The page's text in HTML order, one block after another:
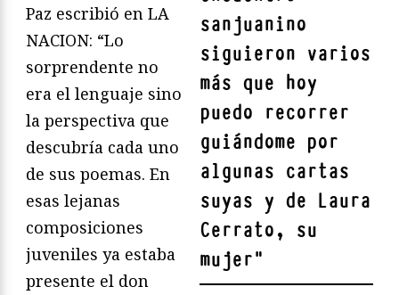
sanjuanino
siguieron varios
más que hoy
puedo recorrer
guiándome por
algunas cartas
suyas y de Laura
Cerrato, su
mujer"
Paz escribió en LA
NACION: “Lo
sorprendente no
era el lenguaje sino
la perspectiva que
descubría cada uno
de sus poemas. En
esas lejanas
composiciones
juveniles ya estaba
presente el don